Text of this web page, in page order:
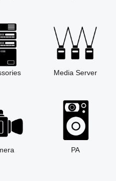
Media Server
PA